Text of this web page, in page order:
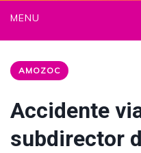
MENU
AMOZOC
Accidente
subdirector